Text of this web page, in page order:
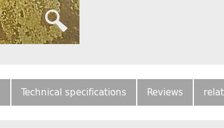
Technical specifications Reviews